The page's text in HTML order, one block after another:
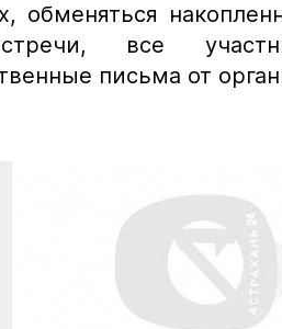
обменяться
все
письма от